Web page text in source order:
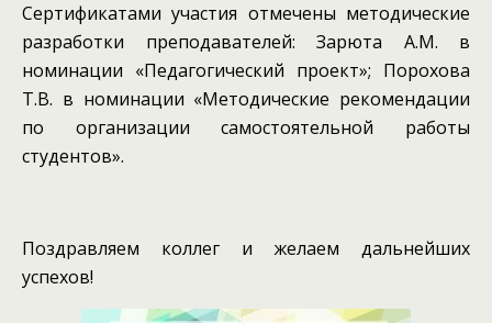
Сертификатами участия отмечены методические
разработки преподавателей: Зарюта А.М. в
номинации «Педагогический проект»; Порохова
Т.В. в номинации «Методические рекомендации
по организации самостоятельной работы
студентов».
Поздравляем коллег и желаем дальнейших
успехов!